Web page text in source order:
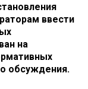
ввести
на
обсуждения.